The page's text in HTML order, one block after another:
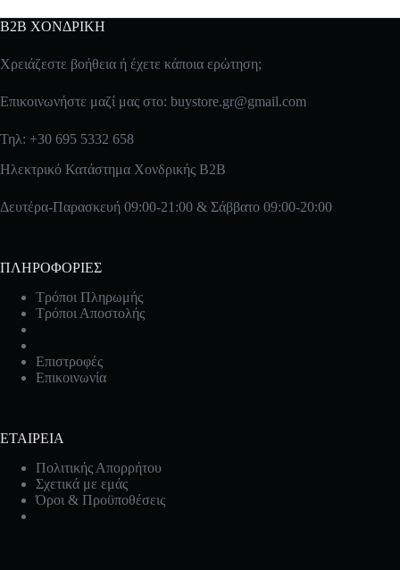
B2B ΧΟΝΔΡΙΚΗ
Χρειάζεστε βοήθεια ή έχετε κάποια ερώτηση;
Επικοινωνήστε μαζί μας στο: buystore.gr@gmail.com
Τηλ: +30 695 5332 658
Ηλεκτρικό Κατάστημα Χονδρικής B2B
Δευτέρα-Παρασκευή 09:00-21:00 & Σάββατο 09:00-20:00
ΠΛΗΡΟΦΟΡΙΕΣ
Τρόποι Πληρωμής
Τρόποι Αποστολής
Επιστροφές
Επικοινωνία
ΕΤΑΙΡΕΙΑ
Πολιτικής Απορρήτου
Σχετικά με εμάς
Όροι & Προϋποθέσεις